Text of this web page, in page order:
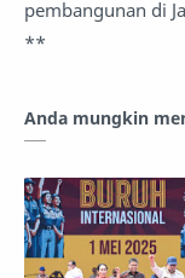
pembangunan di
**
Anda mungkin